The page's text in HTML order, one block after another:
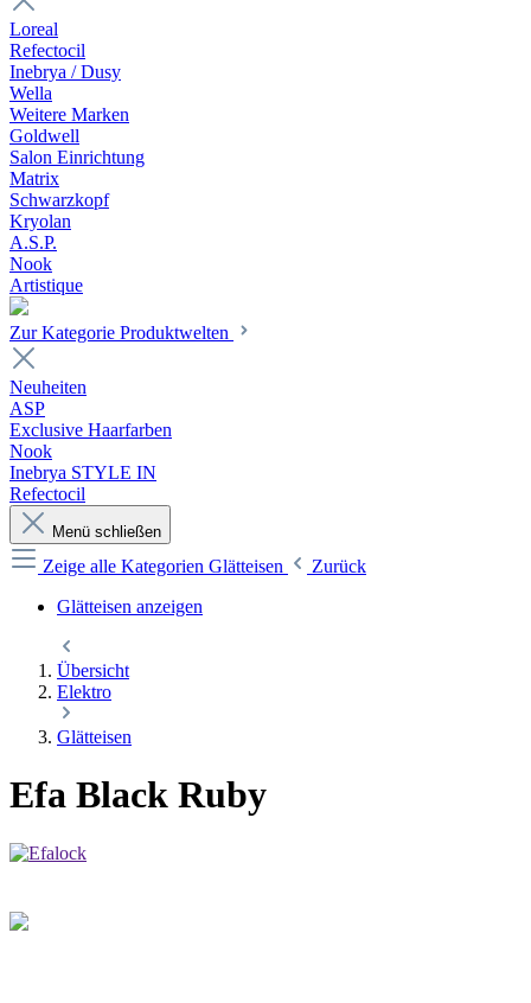
Loreal
Refectocil
Inebrya / Dusy
Wella
Weitere Marken
Goldwell
Salon Einrichtung
Matrix
Schwarzkopf
Kryolan
A.S.P.
Nook
Artistique
Zur Kategorie Produktwelten
Neuheiten
ASP
Exclusive Haarfarben
Nook
Inebrya STYLE IN
Refectocil
Menü schließen
Zeige alle Kategorien Glätteisen
Zurück
Glätteisen anzeigen
Übersicht
Elektro
Glätteisen
Efa Black Ruby